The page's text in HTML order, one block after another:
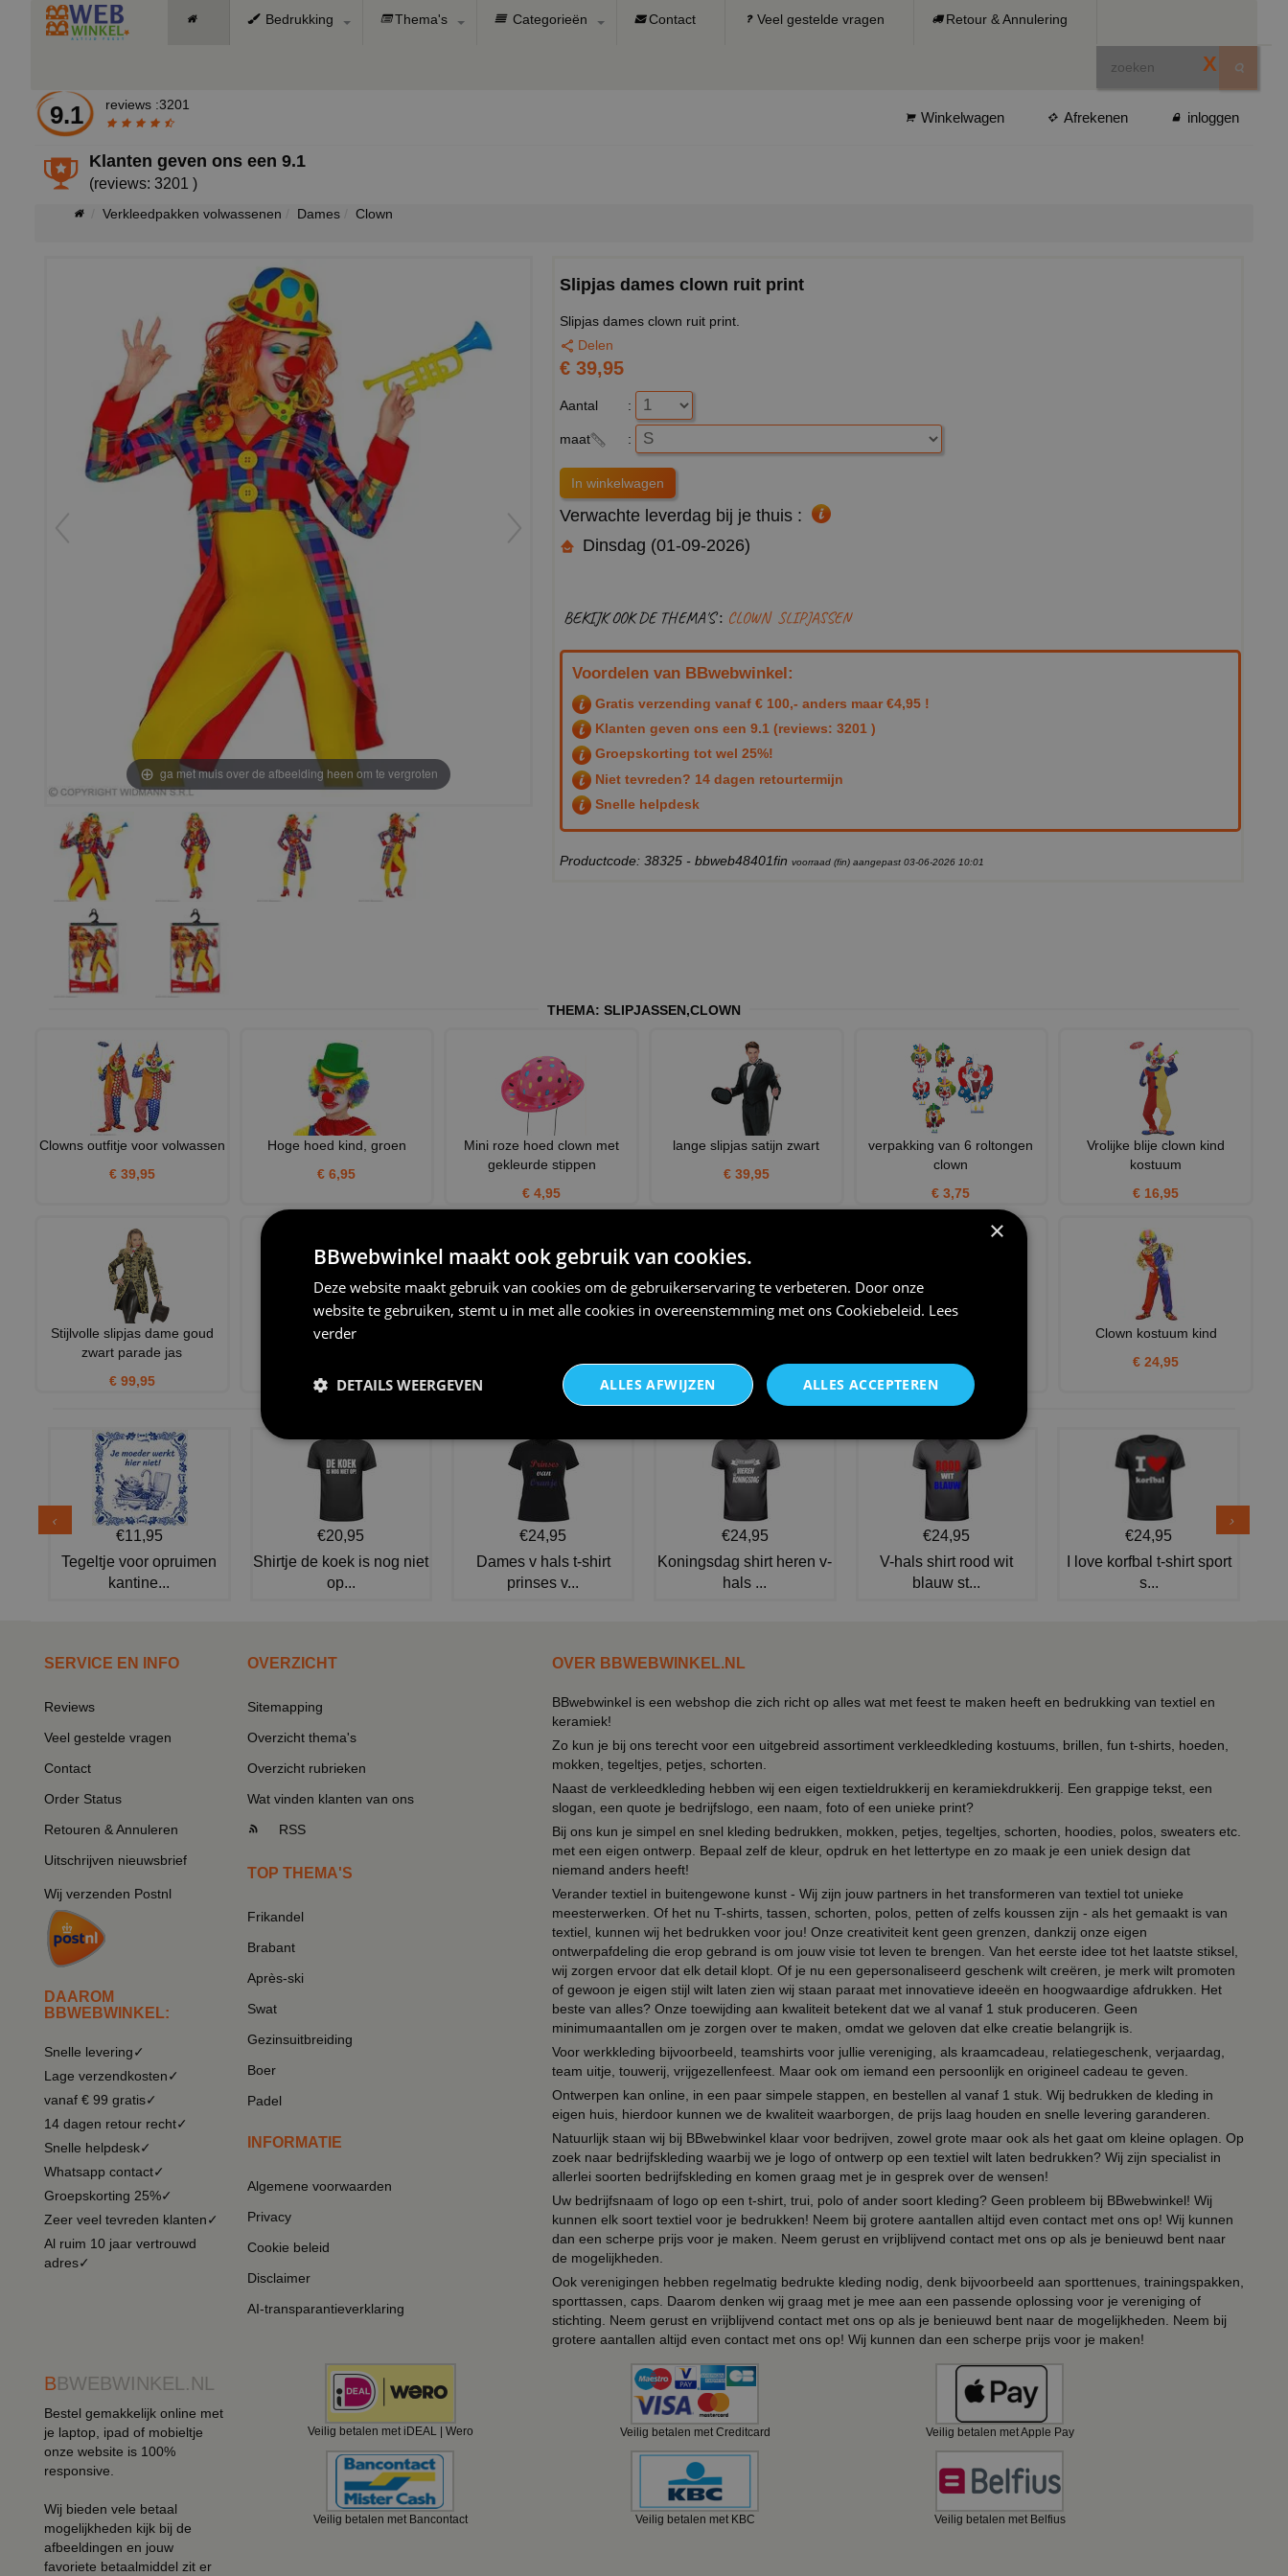
Bedrukking Thema's Categorieën Contact Veel gestelde vragen Retour & Annulering
X
9.1 reviews :3201
Winkelwagen Afrekenen inloggen
Klanten geven ons een9.1
(reviews: 3201 )
Verkleedpakken volwassenen Dames Clown
ga met muis over de afbeelding heen om te vergroten
Slipjas dames clown ruit print
Slipjas dames clown ruit print.
Delen
€ 39,95
Aantal :
maat :
Verwachte leverdag bij je thuis :
Dinsdag (01-09-2026)
BEKIJK OOK DE THEMA'S : CLOWN SLIPJASSEN
Voordelen van BBwebwinkel:
Gratis verzending vanaf € 100,- anders maar €4,95 !
Klanten geven ons een 9.1 (reviews: 3201 )
Groepskorting tot wel 25%!
Niet tevreden? 14 dagen retourtermijn
Snelle helpdesk
Productcode: 38325 - bbweb48401fin voorraad (fin) aangepast 03-06-2026 10:01
THEMA: SLIPJASSEN,CLOWN
Clowns outfitje voor volwassen
€ 39,95
Hoge hoed kind, groen
€ 6,95
Mini roze hoed clown met
gekleurde stippen
€ 4,95
lange slipjas satijn zwart
€ 39,95
verpakking van 6 roltongen
clown
€ 3,75
Vrolijke blije clown kind
kostuum
€ 16,95
Stijlvolle slipjas dame goud
zwart parade jas
€ 99,95
Frackjas wit slipjas
€ 39,95
€ 99,95
€ 2,95
Clown kostuum kind
€ 24,95
NIEUW IN DE COLLECTIE
€11,95
Tegeltje voor opruimen
kantine...
€20,95
Shirtje de koek is nog niet
op...
€24,95
Dames v hals t-shirt
prinses v...
€24,95
Koningsdag shirt heren v-
hals ...
€24,95
V-hals shirt rood wit
blauw st...
€24,95
I love korfbal t-shirt sport
s...
SERVICE EN INFO
Reviews
Veel gestelde vragen
Contact
Order Status
Retouren & Annuleren
Uitschrijven nieuwsbrief
Wij verzenden Postnl
DAAROM
BBWEBWINKEL:
Snelle levering✓
Lage verzendkosten✓
vanaf € 99 gratis✓
14 dagen retour recht✓
Snelle helpdesk✓
Whatsapp contact✓
Groepskorting 25%✓
Zeer veel tevreden klanten✓
Al ruim 10 jaar vertrouwd
adres✓
OVERZICHT
Sitemapping
Overzicht thema's
Overzicht rubrieken
Wat vinden klanten van ons
RSS
TOP THEMA'S
Frikandel
Brabant
Après-ski
Swat
Gezinsuitbreiding
Boer
Padel
INFORMATIE
Algemene voorwaarden
Privacy
Cookie beleid
Disclaimer
AI-transparantieverklaring
OVER BBWEBWINKEL.NL
BBwebwinkel is een webshop die zich richt op alles wat met feest te maken heeft en bedrukking van textiel en
keramiek!
Zo kun je bij ons terecht voor een uitgebreid assortiment verkleedkleding kostuums, brillen, fun t-shirts, hoeden,
mokken, tegeltjes, petjes, schorten.
Naast de verkleedkleding hebben wij een eigen textieldrukkerij en keramiekdrukkerij. Een grappige tekst, een
slogan, een quote je bedrijfslogo, een naam, foto of een unieke print?
Bij ons kun je simpel en snel kleding bedrukken, mokken, petjes, tegeltjes, schorten, hoodies, polos, sweaters etc.
met een eigen ontwerp. Bepaal zelf de kleur, opdruk en het lettertype en zo maak je een uniek design dat
niemand anders heeft!
Verander textiel in buitengewone kunst - Wij zijn jouw partners in het transformeren van textiel tot unieke
meesterwerken. Of het nu T-shirts, tassen, schorten, polos, petten of zelfs koussen zijn - als het gemaakt is van
textiel, kunnen wij het bedrukken voor jou! Onze creativiteit kent geen grenzen, dankzij onze eigen
ontwerpafdeling die erop gebrand is om jouw visie tot leven te brengen. Van het eerste idee tot het laatste stiksel,
wij zorgen ervoor dat elk detail klopt. Of je nu een gepersonaliseerd geschenk wilt creëren, je merk wilt promoten
of gewoon je eigen stijl wilt laten zien wij staan paraat met innovatieve ideeën en hoogwaardige afdrukken. Het
beste van alles? Onze toewijding aan kwaliteit betekent dat we al vanaf 1 stuk produceren. Geen
minimumaantallen om je zorgen over te maken, omdat we geloven dat elke creatie belangrijk is.
Voor werkkleding bijvoorbeeld, teamshirts voor jullie vereniging, als kraamcadeau, relatiegeschenk, verjaardag,
team uitje, touwerij, vrijgezellenfeest. Maar ook om iemand een persoonlijk en origineel cadeau te geven.
Ontwerpen kan online, in een paar simpele stappen, en bestellen al vanaf 1 stuk. Wij bedrukken de kleding in
eigen huis, hierdoor kunnen we de kwaliteit waarborgen, de prijs laag houden en snelle levering garanderen.
Natuurlijk staan wij bij BBwebwinkel klaar voor bedrijven, zowel grote maar ook als het gaat om kleine oplagen. Op
zoek naar bedrijfskleding waarbij we je logo of ontwerp op een textiel wilt laten bedrukken? Wij zijn specialist in
allerlei soorten bedrijfskleding en komen graag met je in gesprek over de wensen!
Uw bedrijfsnaam of logo op een t-shirt, trui, polo of ander soort kleding? Geen probleem bij BBwebwinkel! Wij
kunnen elk soort textiel voor je bedrukken! Neem bij grotere aantallen altijd even contact met ons op! Wij kunnen
dan een scherpe prijs voor je maken. Neem gerust en vrijblijvend contact met ons op als je benieuwd bent naar
de mogelijkheden.
Ook verenigingen hebben regelmatig bedrukte kleding nodig, denk bijvoorbeeld aan sporttenues, trainingspakken,
sporttassen, caps. Daarom denken wij graag met je mee aan een passende oplossing voor je vereniging of
stichting. Neem gerust en vrijblijvend contact met ons op als je benieuwd bent naar de mogelijkheden. Neem bij
grotere aantallen altijd even contact met ons op! Wij kunnen dan een scherpe prijs voor je maken!
BBWEBWINKEL.NL
Bestel gemakkelijk online met
je laptop, ipad of mobieltje
onze website is 100%
responsive.
Wij bieden vele betaal
mogelijkheden kijk bij de
afbeeldingen en jouw
favoriete betaalmiddel zit er
Veilig betalen met iDEAL | Wero Veilig betalen met Creditcard Veilig betalen met Apple Pay
Veilig betalen met Bancontact Veilig betalen met KBC Veilig betalen met Belfius
×
BBwebwinkel maakt ook gebruik van cookies.
Deze website maakt gebruik van cookies om de gebruikerservaring te verbeteren. Door onze
website te gebruiken, stemt u in met alle cookies in overeenstemming met ons Cookiebeleid. Lees
verder
ALLES ACCEPTEREN
ALLES AFWIJZEN
DETAILS WEERGEVEN